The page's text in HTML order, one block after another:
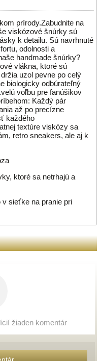
prírody.Zabudnite na
viskózové šnúrky sú
k detailu. Sú navrhnuté
odolnosti a
handmade šnúrky?
vlákna, ktoré sú
uzol pevne po celý
biologicky odbúrateľný
voľbu pre fanúšikov
Každý pár
až po precízne
každého
textúre viskózy sa
retro sneakers, ale aj k
ktoré sa netrhajú a
sieťke na pranie pri
žiaden komentár